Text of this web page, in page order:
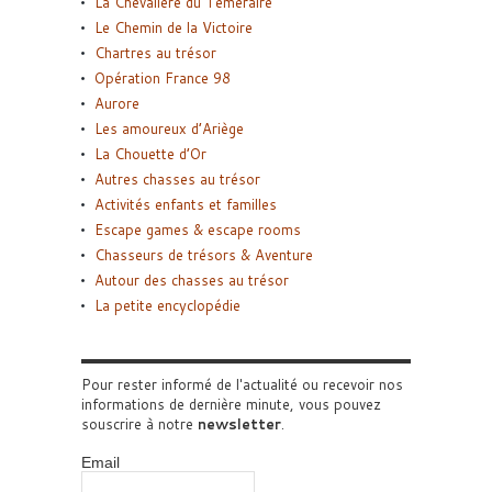
Le Chemin de la Victoire
Chartres au trésor
Opération France 98
Aurore
Les amoureux d’Ariège
La Chouette d’Or
Autres chasses au trésor
Activités enfants et familles
Escape games & escape rooms
Chasseurs de trésors & Aventure
Autour des chasses au trésor
La petite encyclopédie
Pour rester informé de l'actualité ou recevoir nos
informations de dernière minute, vous pouvez
souscrire à notre newsletter.
Email